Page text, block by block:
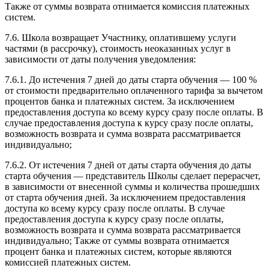
Также от суммы возврата отнимается комиссия платежных
систем.
7.6. Школа возвращает Участнику, оплатившему услуги
частями (в рассрочку), стоимость неоказанных услуг в
зависимости от даты получения уведомления:
7.6.1. До истечения 7 дней до даты старта обучения — 100 %
от стоимости предварительно оплаченного тарифа за вычетом
процентов банка и платежных систем. За исключением
предоставления доступа ко всему курсу сразу после оплаты. В
случае предоставления доступа к курсу сразу после оплаты,
возможность возврата и сумма возврата рассматривается
индивидуально;
7.6.2. От истечения 7 дней от даты старта обучения до даты
старта обучения — представитель Школы сделает перерасчет,
в зависимости от внесенной суммы и количества прошедших
от старта обучения дней. За исключением предоставления
доступа ко всему курсу сразу после оплаты. В случае
предоставления доступа к курсу сразу после оплаты,
возможность возврата и сумма возврата рассматривается
индивидуально; Также от суммы возврата отнимается
процент банка и платежных систем, которые являются
комиссией платежных систем.